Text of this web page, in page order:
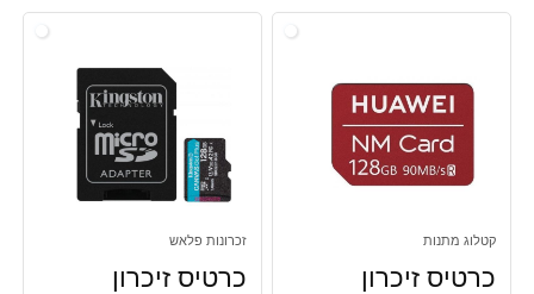
קטלוג מתנות
כרטיס זיכרון
זכרונות פלאש
כרטיס זיכרון